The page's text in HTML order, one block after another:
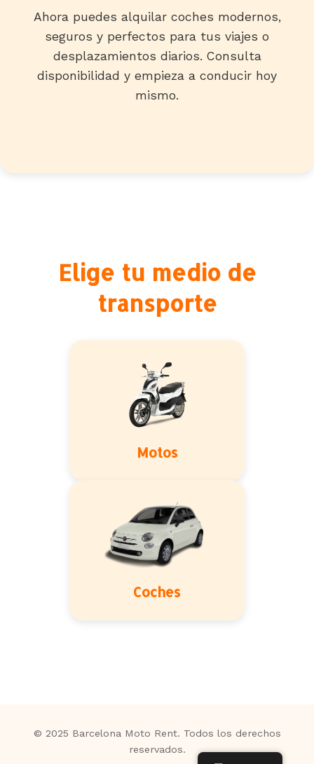
Ahora puedes alquilar coches modernos,
seguros y perfectos para tus viajes o
desplazamientos diarios. Consulta
disponibilidad y empieza a conducir hoy
mismo.
Elige tu medio de
transporte
Motos
Coches
© 2025 Barcelona Moto Rent. Todos los derechos
reservados.